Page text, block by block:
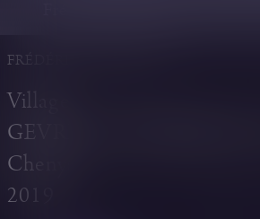
FRÉDÉRIC MAGNIEN
Village
GEVREY-CHAMBERTIN
Chenys
2019